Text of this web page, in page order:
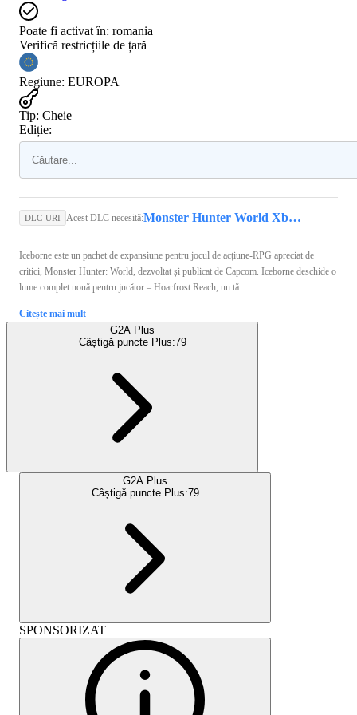
Poate fi activat în: romania
Verifică restricțiile de țară
Regiune: EUROPA
Tip: Cheie
Ediție:
DLC-URI Acest DLC necesită: Monster Hunter World Xbox Live Key Xbox One EUROPE
Iceborne este un pachet de expansiune pentru jocul de acțiune-RPG apreciat de
critici, Monster Hunter: World, dezvoltat și publicat de Capcom. Iceborne deschide o
lume complet nouă pentru jucător – Hoarfrost Reach, un tă ...
Citește mai mult
G2A Plus
Câștigă puncte Plus:79
G2A Plus
Câștigă puncte Plus:79
SPONSORIZAT